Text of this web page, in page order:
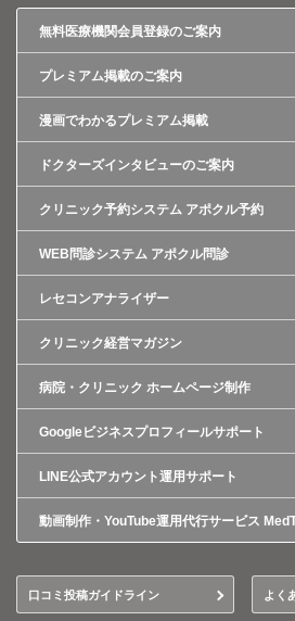
無料医療機関会員登録のご案内
プレミアム掲載のご案内
漫画でわかるプレミアム掲載
ドクターズインタビューのご案内
クリニック予約システム アポクル予約
WEB問診システム アポクル問診
レセコンアナライザー
クリニック経営マガジン
病院・クリニック ホームページ制作
Googleビジネスプロフィールサポート
LINE公式アカウント運用サポート
動画制作・YouTube運用代行サービス
口コミ投稿ガイドライン よく